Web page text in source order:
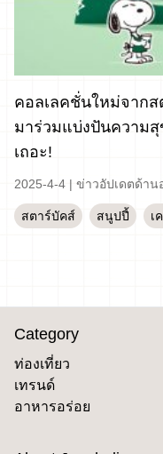
คอลเลคชั่นใหม่จาก
มาร่วมแบ่งปันความ
เถอะ!
2025-4-4 | ข่าวอัปเดตด้าน
สตาร์บัคส์ สนูปปี้ เ
Category
ท่องเที่ยว
เทรนด์
อาหารอร่อย